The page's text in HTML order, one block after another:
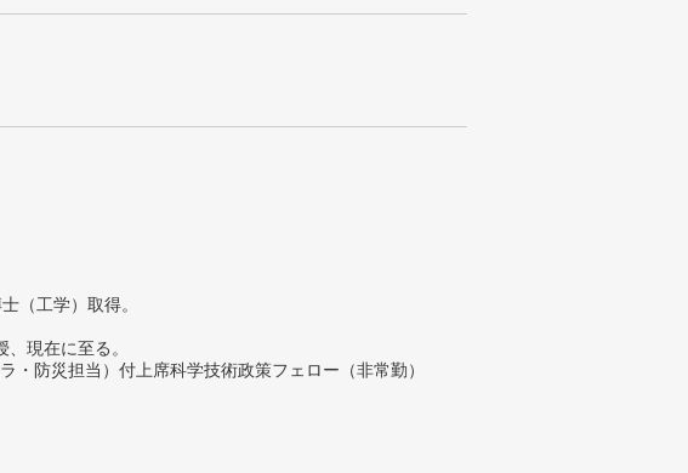
（工学）取得。
現在に至る。
防災担当）付上席科学技術政策フェロー（非常勤）